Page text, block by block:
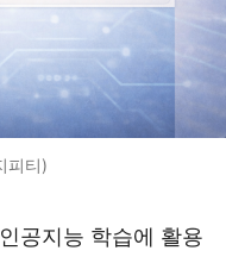
피티)
공지능 학습에 활용